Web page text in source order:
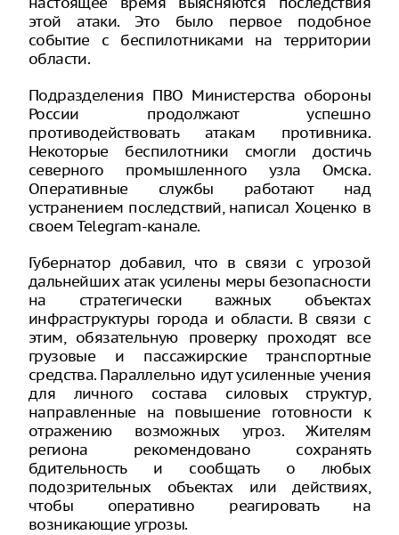
этой атаки. Это было первое подобное
событие с беспилотниками на территории
области.
Подразделения ПВО Министерства обороны
России продолжают успешно
противодействовать атакам противника.
Некоторые беспилотники смогли достичь
северного промышленного узла Омска.
Оперативные службы работают над
устранением последствий, написал Хоценко в
своем Telegram-канале.
Губернатор добавил, что в связи с угрозой
дальнейших атак усилены меры безопасности
на стратегически важных объектах
инфраструктуры города и области. В связи с
этим, обязательную проверку проходят все
грузовые и пассажирские транспортные
средства. Параллельно идут усиленные учения
для личного состава силовых структур,
направленные на повышение готовности к
отражению возможных угроз. Жителям
региона рекомендовано сохранять
бдительность и сообщать о любых
подозрительных объектах или действиях,
чтобы оперативно реагировать на
возникающие угрозы.